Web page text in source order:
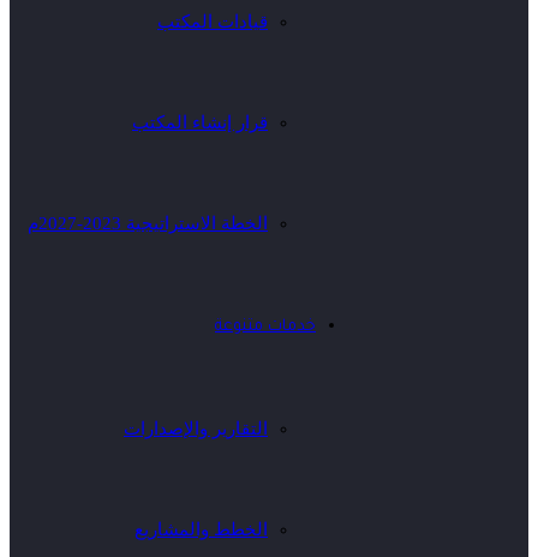
قيادات المكتب
قرار إنشاء المكتب
الخطة الاستراتيجية 2023-2027م
خدمات متنوعة
التقارير والإصدارات
الخطط والمشاريع